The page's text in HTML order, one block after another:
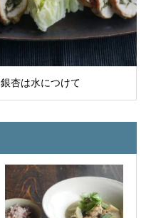
銀杏は水につけて